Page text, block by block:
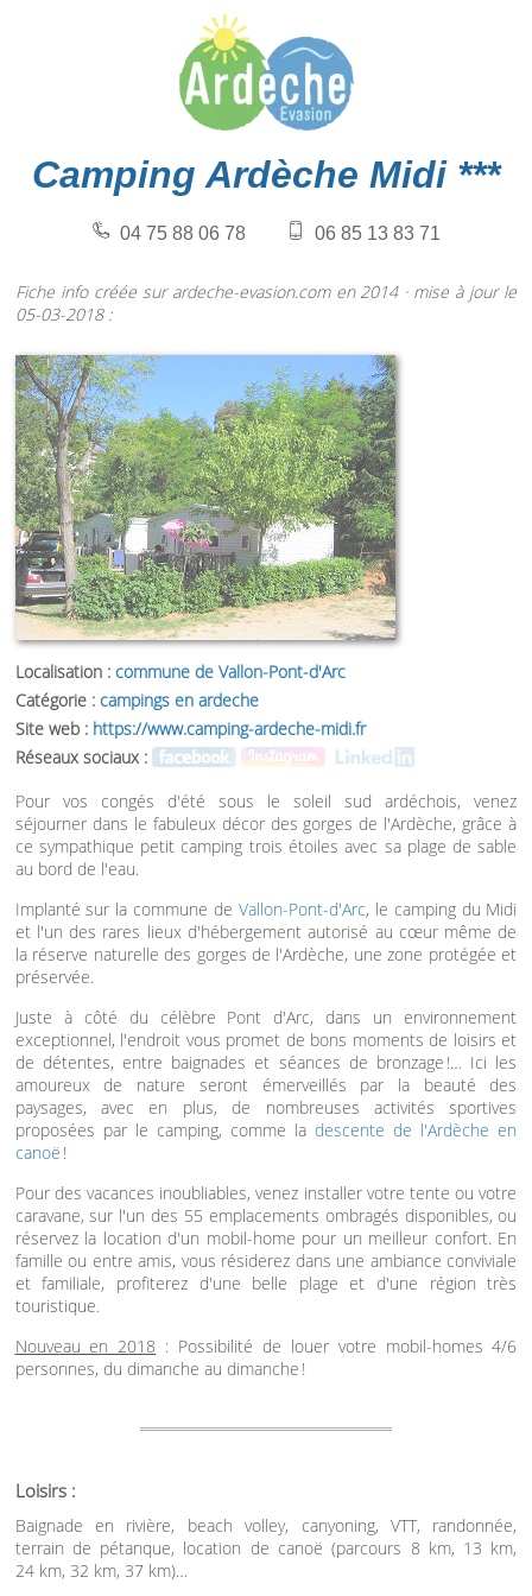
Camping Ardèche Midi ***
04 75 88 06 78 06 85 13 83 71
Fiche info créée sur ardeche-evasion.com en 2014 · mise à jour le
05-03-2018 :
Localisation : commune de Vallon-Pont-d'Arc
Catégorie : campings en ardeche
Site web : https://www.camping-ardeche-midi.fr
Réseaux sociaux :
Pour vos congés d'été sous le soleil sud ardéchois, venez
séjourner dans le fabuleux décor des gorges de l'Ardèche, grâce à
ce sympathique petit camping trois étoiles avec sa plage de sable
au bord de l'eau.
Implanté sur la commune de Vallon-Pont-d'Arc, le camping du Midi
et l'un des rares lieux d'hébergement autorisé au cœur même de
la réserve naturelle des gorges de l'Ardèche, une zone protégée et
préservée.
Juste à côté du célèbre Pont d'Arc, dans un environnement
exceptionnel, l'endroit vous promet de bons moments de loisirs et
de détentes, entre baignades et séances de bronzage !… Ici les
amoureux de nature seront émerveillés par la beauté des
paysages, avec en plus, de nombreuses activités sportives
proposées par le camping, comme ladescente de l'Ardèche en
canoë !
Pour des vacances inoubliables, venez installer votre tente ou votre
caravane, sur l'un des 55 emplacements ombragés disponibles, ou
réservez la location d'un mobil-home pour un meilleur confort. En
famille ou entre amis, vous résiderez dans une ambiance conviviale
et familiale, profiterez d'une belle plage et d'une région très
touristique.
Nouveau en 2018 : Possibilité de louer votre mobil-homes 4/6
personnes, du dimanche au dimanche !
Loisirs :
Baignade en rivière, beach volley, canyoning, VTT, randonnée,
terrain de pétanque, location de canoë (parcours 8 km, 13 km,
24 km, 32 km, 37 km)…